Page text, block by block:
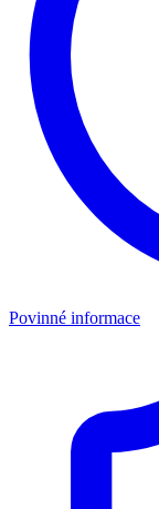
Povinné informace